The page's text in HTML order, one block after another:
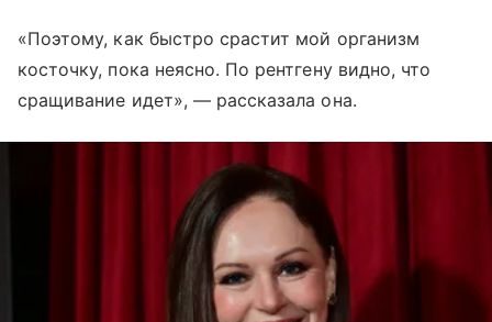
«Поэтому, как быстро срастит мой организм
косточку, пока неясно. По рентгену видно, что
сращивание идет», — рассказала она.